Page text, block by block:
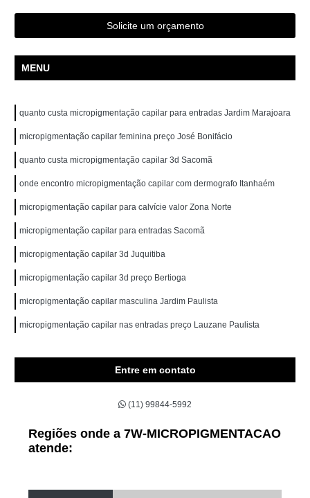
Solicite um orçamento
MENU
quanto custa micropigmentação capilar para entradas Jardim Marajoara
micropigmentação capilar feminina preço José Bonifácio
quanto custa micropigmentação capilar 3d Sacomã
onde encontro micropigmentação capilar com dermografo Itanhaém
micropigmentação capilar para calvície valor Zona Norte
micropigmentação capilar para entradas Sacomã
micropigmentação capilar 3d Juquitiba
micropigmentação capilar 3d preço Bertioga
micropigmentação capilar masculina Jardim Paulista
micropigmentação capilar nas entradas preço Lauzane Paulista
Entre em contato
(11) 99844-5992
Regiões onde a 7W-MICROPIGMENTACAO
atende: